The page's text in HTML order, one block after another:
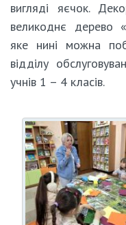
вигляді яєчок.
великоднє дерево
яке нині можна
відділу
учнів 1 – 4 класів.